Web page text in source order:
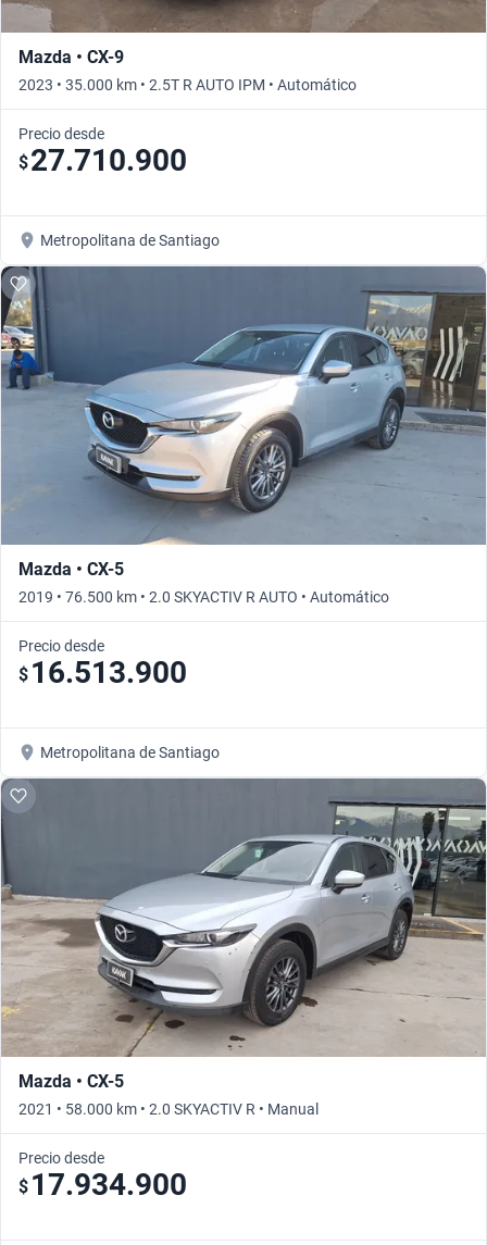
Mazda • CX-9
2023 • 35.000 km • 2.5T R AUTO IPM • Automático
Precio desde
$27.710.900
Metropolitana de Santiago
Mazda • CX-5
2019 • 76.500 km • 2.0 SKYACTIV R AUTO • Automático
Precio desde
$ 16.513.900
Metropolitana de Santiago
Mazda • CX-5
2021 • 58.000 km • 2.0 SKYACTIV R • Manual
Precio desde
$ 17.934.900